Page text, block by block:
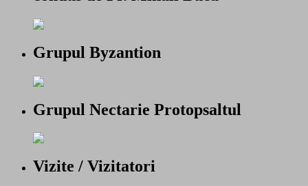
Grupul Byzantion
Grupul Nectarie Protopsaltul
Vizite / Vizitatori